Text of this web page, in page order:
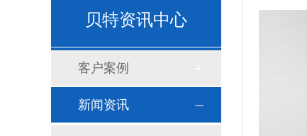
贝特资讯中心
客户案例
新闻资讯